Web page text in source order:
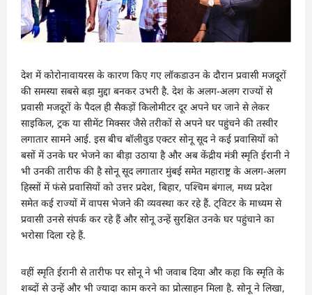
देश में कोरोनावायरस के कारण किए गए लॉकडाउन के दौरान प्रवासी मजदूरों
की समस्या सबसे बड़ा मुद्दा बनकर उभरी है. देश के अलग-अलग राज्यों से
प्रवासी मजदूरों के पैदल ही सैकड़ों किलोमीटर दूर अपने घर जाने से लेकर
साइकिल, ट्रक या सीमेंट मिक्सर जैसे तरीकों से अपने घर पहुंचने की तस्वीर
लगातार सामने आई. इस बीच बॉलीवुड एक्टर सोनू सूद ने कई प्रवासियों को
बसों में उनके घर भेजने का बीड़ा उठाया है और अब केंद्रीय मंत्री स्मृति ईरानी ने
भी उनकी तारीफ की है सोनू सूद लगातार मुंबई समेत महाराष्ट्र के अलग-अलग
हिस्सों में फंसे प्रवासियों को उत्तर प्रदेश, बिहार, पश्चिम बंगाल, मध्य प्रदेश
समेत कई राज्यों में वापस भेजने की व्यवस्था कर रहे हैं. ट्विटर के माध्यम से
प्रवासी उनसे संपर्क कर रहे हैं और सोनू उन्हें सुरक्षित उनके घर पहुंचाने का
भरोसा दिला रहे हैं.
वहीं स्मृति ईरानी से तारीफ पर सोनू ने भी जवाब दिया और कहा कि स्मृति के
शब्दों से उन्हें और भी ज्यादा काम करने का प्रोत्साहन मिला है. सोनू ने लिखा,